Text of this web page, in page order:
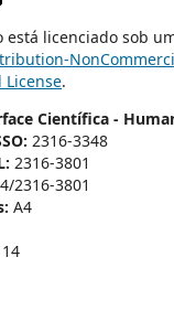
está licenciado sob
.
Científica -
2316-3348
2316-3801
2316-3801
A4
14